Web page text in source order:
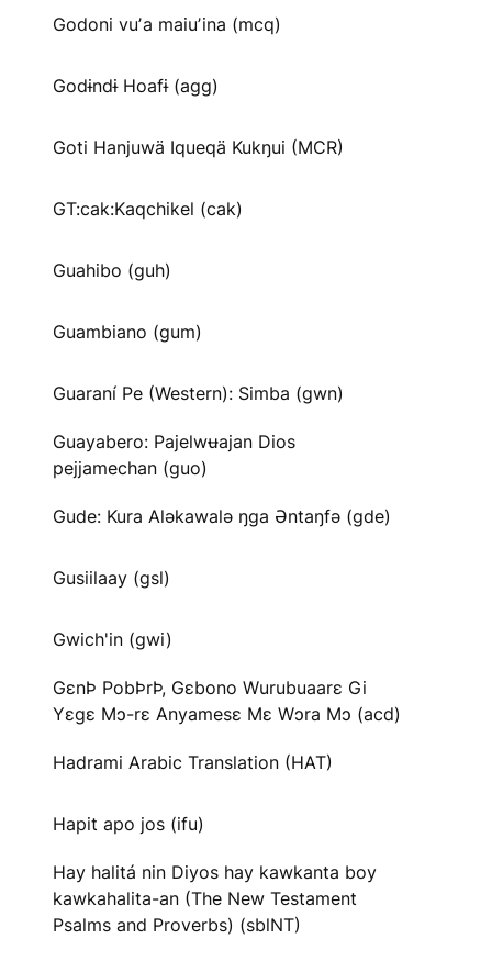
Godoni vuʼa maiuʼina (mcq)
Godɨndɨ Hoafɨ (agg)
Goti Hanjuwä Iqueqä Kukŋui (MCR)
GT:cak:Kaqchikel (cak)
Guahibo (guh)
Guambiano (gum)
Guaraní Pe (Western): Simba (gwn)
Guayabero: Pajelwʉajan Dios
pejjamechan (guo)
Gude: Kura Aləkawalə ŋga Əntaŋfə (gde)
Gusiilaay (gsl)
Gwich'in (gwi)
GɛnÞ PobÞrÞ, Gɛbono Wurubuaarɛ Gi
Yɛgɛ Mɔ-rɛ Anyamesɛ Mɛ Wɔra Mɔ (acd)
Hadrami Arabic Translation (HAT)
Hapit apo jos (ifu)
Hay halitá nin Diyos hay kawkanta boy
kawkahalita-an (The New Testament
Psalms and Proverbs) (sblNT)